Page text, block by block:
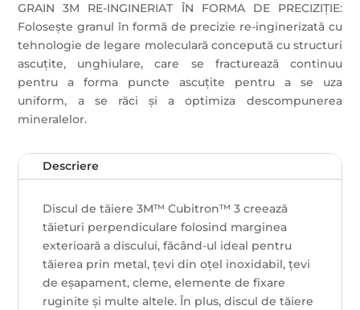
GRAIN 3M RE-INGINERIAT ÎN FORMA DE PRECIZIȚIE:
Folosește granul în formă de precizie re-inginerizată cu
tehnologie de legare moleculară concepută cu structuri
ascuțite, unghiulare, care se fracturează continuu
pentru a forma puncte ascuțite pentru a se uza
uniform, a se răci și a optimiza descompunerea
mineralelor.
Descriere
Discul de tăiere 3M™ Cubitron™ 3 creează
tăieturi perpendiculare folosind marginea
exterioară a discului, făcând-ul ideal pentru
tăierea prin metal, țevi din oțel inoxidabil, țevi
de eșapament, cleme, elemente de fixare
ruginite și multe altele. În plus, discul de tăiere